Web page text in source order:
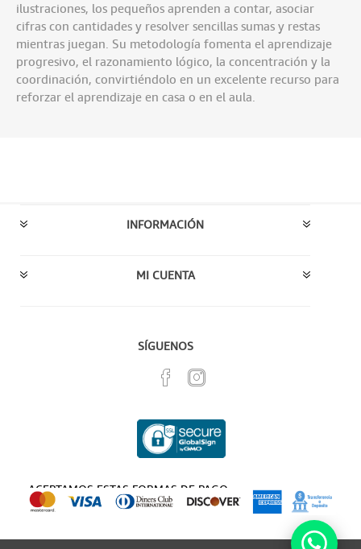
ilustraciones, los pequeños aprenden a contar, asociar
cifras con cantidades y resolver sencillas sumas y restas
mientras juegan. Su metodología fomenta el aprendizaje
progresivo, el razonamiento lógico, la concentración y la
coordinación, convirtiéndolo en un excelente recurso para
reforzar el aprendizaje en casa o en el aula.
INFORMACIÓN
MI CUENTA
SÍGUENOS
ACEPTAMOS ESTAS FORMAS DE PAGO